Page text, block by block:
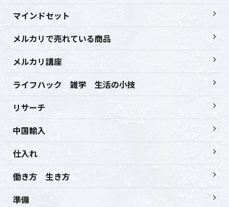
マインドセット
メルカリで売れている商品
メルカリ講座
ライフハック 雑学 生活の小技
リサーチ
中国輸入
仕入れ
働き方 生き方
準備